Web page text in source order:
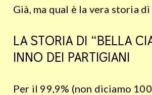
Già, ma qual è la vera storia di
LA STORIA DI “BELLA
INNO DEI PARTIGIANI
Per il 99,9% (non diciamo